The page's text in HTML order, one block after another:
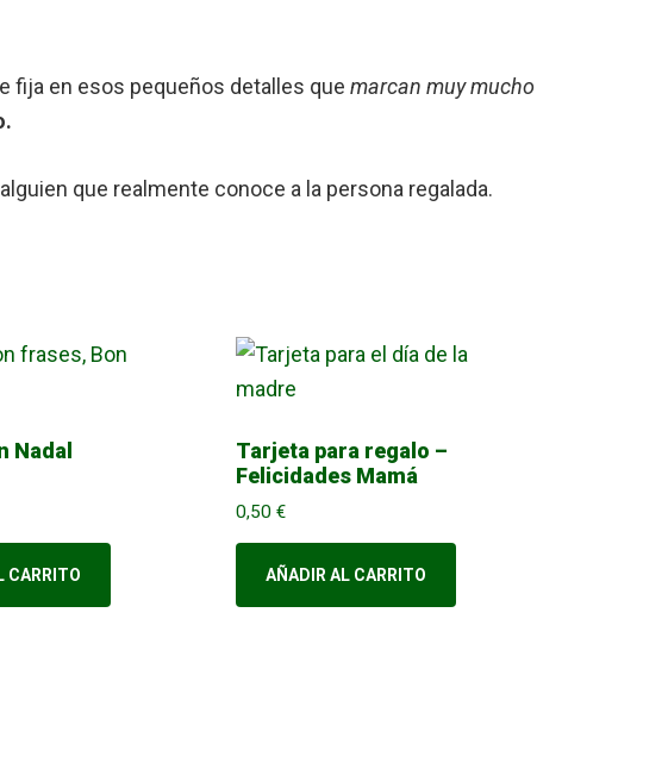
fija en esos pequeños detalles que marcan muy mucho
que realmente conoce a la persona regalada.
Nadal
CARRITO
Tarjeta para regalo –
Felicidades Mamá
0,50 €
AÑADIR AL CARRITO